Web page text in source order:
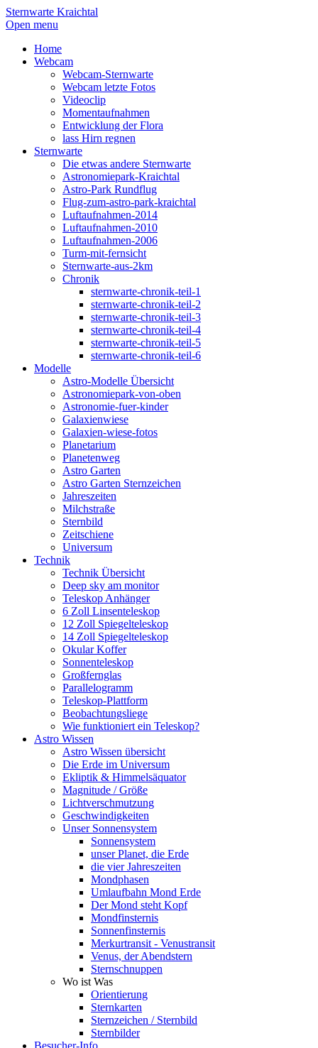
Sternwarte Kraichtal
Open menu
Home
Webcam
Webcam-Sternwarte
Webcam letzte Fotos
Videoclip
Momentaufnahmen
Entwicklung der Flora
lass Hirn regnen
Sternwarte
Die etwas andere Sternwarte
Astronomiepark-Kraichtal
Astro-Park Rundflug
Flug-zum-astro-park-kraichtal
Luftaufnahmen-2014
Luftaufnahmen-2010
Luftaufnahmen-2006
Turm-mit-fernsicht
Sternwarte-aus-2km
Chronik
sternwarte-chronik-teil-1
sternwarte-chronik-teil-2
sternwarte-chronik-teil-3
sternwarte-chronik-teil-4
sternwarte-chronik-teil-5
sternwarte-chronik-teil-6
Modelle
Astro-Modelle Übersicht
Astronomiepark-von-oben
Astronomie-fuer-kinder
Galaxienwiese
Galaxien-wiese-fotos
Planetarium
Planetenweg
Astro Garten
Astro Garten Sternzeichen
Jahreszeiten
Milchstraße
Sternbild
Zeitschiene
Universum
Technik
Technik Übersicht
Deep sky am monitor
Teleskop Anhänger
6 Zoll Linsenteleskop
12 Zoll Spiegelteleskop
14 Zoll Spiegelteleskop
Okular Koffer
Sonnenteleskop
Großfernglas
Parallelogramm
Teleskop-Plattform
Beobachtungsliege
Wie funktioniert ein Teleskop?
Astro Wissen
Astro Wissen übersicht
Die Erde im Universum
Ekliptik & Himmelsäquator
Magnitude / Größe
Lichtverschmutzung
Geschwindigkeiten
Unser Sonnensystem
Sonnensystem
unser Planet, die Erde
die vier Jahreszeiten
Mondphasen
Umlaufbahn Mond Erde
Der Mond steht Kopf
Mondfinsternis
Sonnenfinsternis
Merkurtransit - Venustransit
Venus, der Abendstern
Sternschnuppen
Wo ist Was
Orientierung
Sternkarten
Sternzeichen / Sternbild
Sternbilder
Besucher-Info